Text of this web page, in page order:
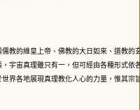
教的維皇上帝、佛教的大日如來、道教的
宇宙真理雖只有一，但可經由各種形式依
界各地展現真理教化人心的力量，惟其宗